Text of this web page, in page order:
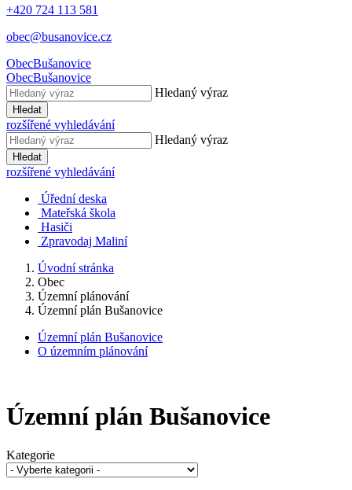
+420 724 113 581
obec@busanovice.cz
ObecBušanovice
ObecBušanovice
Hledaný výraz
Hledat
rozšířené vyhledávání
Hledaný výraz
Hledat
rozšířené vyhledávání
Úřední deska
Mateřská škola
Hasiči
Zpravodaj Maliní
Úvodní stránka
Obec
Územní plánování
Územní plán Bušanovice
Územní plán Bušanovice
O územním plánování
Územní plán Bušanovice
Kategorie